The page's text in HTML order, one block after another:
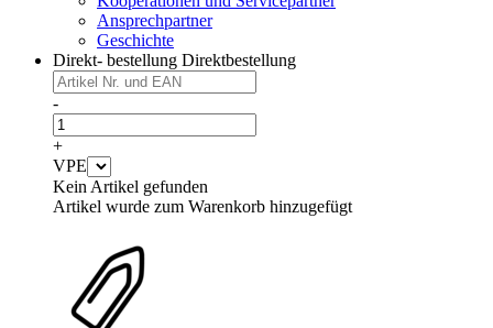
Ansprechpartner
Geschichte
Direkt- bestellung Direktbestellung
-
+
VPE
Kein Artikel gefunden
Artikel wurde zum Warenkorb hinzugefügt